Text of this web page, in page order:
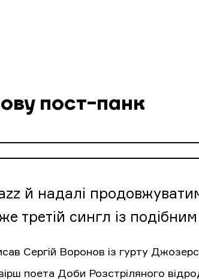
пост-панк
й надалі
третій сингл із
Сергій Воронов із гурту
поета Доби Розстріляного